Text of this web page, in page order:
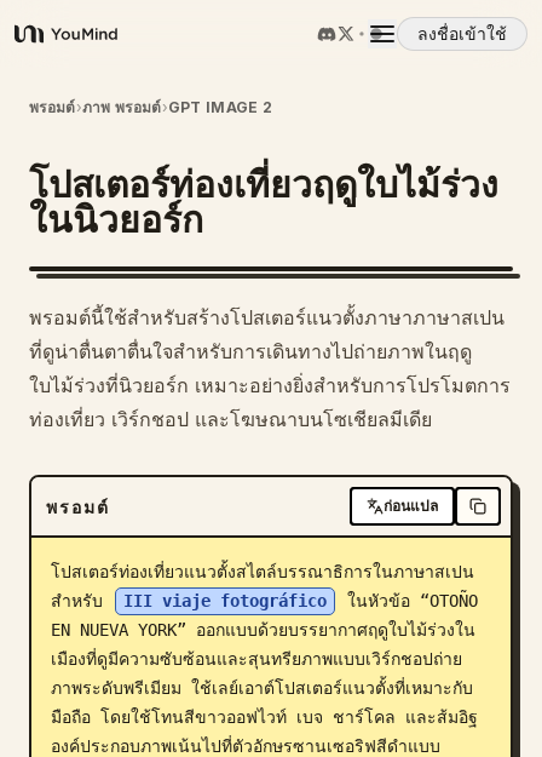
YouMind
ลงชื่อเข้าใช้
ภาพรวม
กรณีการใช้งาน
ทักษะ
พรอมต์
ราคา
ดาวน์โหลด
บล็อก
อัปเดต
พรอมต์›ภาพ พรอมต์›GPT IMAGE 2
โปสเตอร์ท่องเที่ยวฤดูใบไม้ร่วง
ในนิวยอร์ก
พรอมต์นี้ใช้สำหรับสร้างโปสเตอร์แนวตั้งภาษาภาษาสเปน
ที่ดูน่าตื่นตาตื่นใจสำหรับการเดินทางไปถ่ายภาพในฤดู
ใบไม้ร่วงที่นิวยอร์ก เหมาะอย่างยิ่งสำหรับการโปรโมตการ
ท่องเที่ยว เวิร์กชอป และโฆษณาบนโซเชียลมีเดีย
พรอมต์ ก่อนแปล
โปสเตอร์ท่องเที่ยวแนวตั้งสไตล์บรรณาธิการในภาษาสเปน
สำหรับ
III viaje fotográfico
ในหัวข้อ “OTOÑO
EN NUEVA YORK” ออกแบบด้วยบรรยากาศฤดูใบไม้ร่วงใน
เมืองที่ดูมีความซับซ้อนและสุนทรียภาพแบบเวิร์กชอปถ่าย
ภาพระดับพรีเมียม ใช้เลย์เอาต์โปสเตอร์แนวตั้งที่เหมาะกับ
มือถือ โดยใช้โทนสีขาวออฟไวท์ เบจ ชาร์โคล และส้มอิฐ
องค์ประกอบภาพเน้นไปที่ตัวอักษรซานเซอริฟสีดำแบบ